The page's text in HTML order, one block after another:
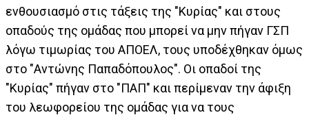
ενθουσιασμό στις τάξεις της "Κυρίας" και στους
οπαδούς της ομάδας που μπορεί να μην πήγαν ΓΣΠ
λόγω τιμωρίας του ΑΠΟΕΛ, τους υποδέχθηκαν όμως
στο "Αντώνης Παπαδόπουλος". Οι οπαδοί της
"Κυρίας" πήγαν στο "ΠΑΠ" και περίμεναν την άφιξη
του λεωφορείου της ομάδας για να τους